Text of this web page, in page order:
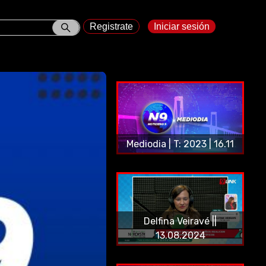
Registrate Iniciar sesión
Mediodia | T: 2023 | 16.11
Delfina Veiravé ||
13.08.2024